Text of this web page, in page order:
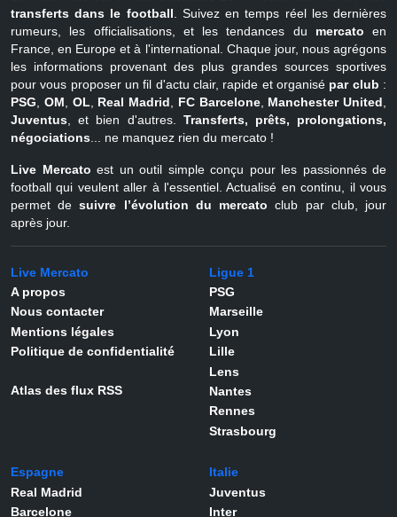
transferts dans le football. Suivez en temps réel les dernières
rumeurs, les officialisations, et les tendances du mercato en
France, en Europe et à l'international. Chaque jour, nous agrégons
les informations provenant des plus grandes sources sportives
pour vous proposer un fil d'actu clair, rapide et organisé par club :
PSG, OM, OL, Real Madrid, FC Barcelone, Manchester United,
Juventus, et bien d'autres. Transferts, prêts, prolongations,
négociations... ne manquez rien du mercato !
Live Mercato est un outil simple conçu pour les passionnés de
football qui veulent aller à l'essentiel. Actualisé en continu, il vous
permet desuivre l’évolution du mercato club par club, jour
après jour.
Live Mercato
A propos
Nous contacter
Mentions légales
Politique de confidentialité
Atlas des flux RSS
Ligue 1
PSG
Marseille
Lyon
Lille
Lens
Nantes
Rennes
Strasbourg
Espagne
Real Madrid
Barcelone
Italie
Juventus
Inter